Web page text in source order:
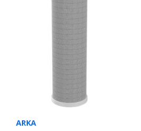
ARKA